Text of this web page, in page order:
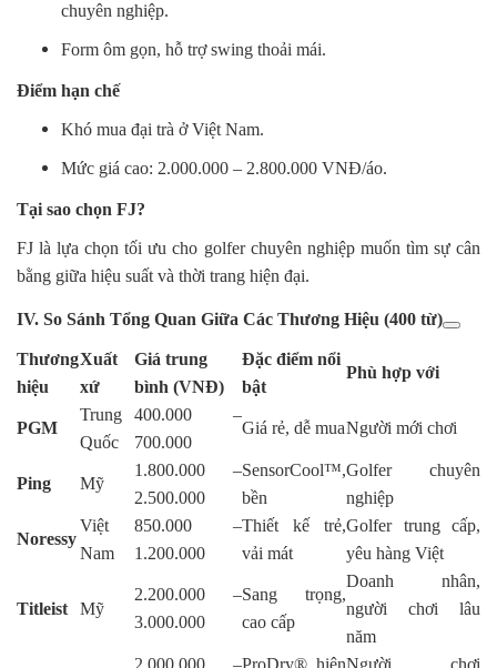
chuyên nghiệp.
Form ôm gọn, hỗ trợ swing thoải mái.
Điểm hạn chế
Khó mua đại trà ở Việt Nam.
Mức giá cao: 2.000.000 – 2.800.000 VNĐ/áo.
Tại sao chọn FJ?
FJ là lựa chọn tối ưu cho golfer chuyên nghiệp muốn tìm sự cân
bằng giữa hiệu suất và thời trang hiện đại.
IV. So Sánh Tổng Quan Giữa Các Thương Hiệu (400 từ)
Thương
hiệu
Xuất
xứ
Giá trung
bình (VNĐ)
Đặc điểm nổi
bật
Phù hợp với
PGM
Trung
Quốc
400.000 –
700.000
Giá rẻ, dễ muaNgười mới chơi
Ping Mỹ
1.800.000 –
2.500.000
SensorCool™,
bền
Golfer chuyên
nghiệp
Noressy
Việt
Nam
850.000 –
1.200.000
Thiết kế trẻ,
vải mát
Golfer trung cấp,
yêu hàng Việt
Titleist Mỹ
2.200.000 –
3.000.000
Sang trọng,
cao cấp
Doanh nhân,
người chơi lâu
năm
2.000.000 –ProDry®, hiệnNgười chơi